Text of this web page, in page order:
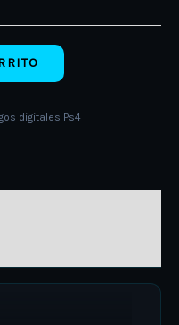
digitales Ps4